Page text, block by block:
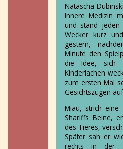
Natascha
Innere Medizin
und stand jeden
Wecker kurz
gestern,
Minute den
die Idee, sich
Kinderlachen
zum ersten Mal
Gesichtszügen
Miau, strich eine
Shariffs Beine,
des Tieres,
Später sah er
rechts in der